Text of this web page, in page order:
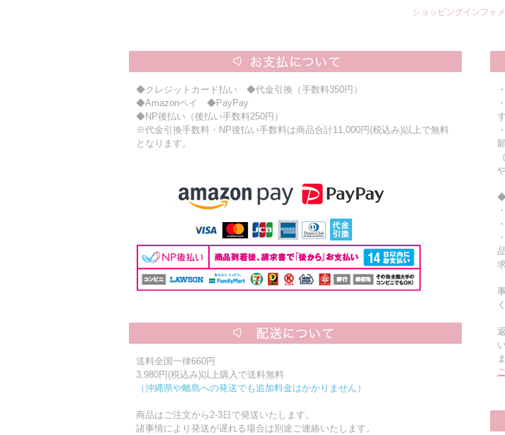
ショッピングインフォ
◆クレジットカード払い ◆代金引換（手数料350円）
◆Amazonペイ ◆PayPay
◆NP後払い（後払い手数料250円）
※代金引換手数料・NP後払い手数料は商品合計11,000円(税込み)以上で無料
となります。
送料全国一律660円
3,980円(税込み)以上購入で送料無料
（沖縄県や離島への発送でも追加料金はかかりません）
商品はご注文から2-3日で発送いたします。
諸事情により発送が遅れる場合は別途ご連絡いたします。
◆